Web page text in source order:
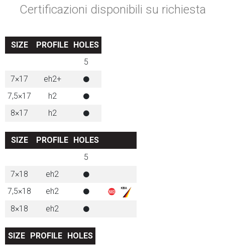
Certificazioni disponibili su richiesta
SIZE PROFILE HOLES
5
7×17
eh2+
7,5×17
h2
8×17
h2
SIZE PROFILE HOLES
5
7×18
eh2
7,5×18
eh2
8×18
eh2
SIZE PROFILE HOLES